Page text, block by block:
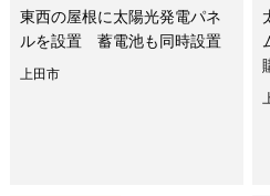
東西の屋根に太陽光発電パネ
ルを設置 蓄電池も同時設置
上田市